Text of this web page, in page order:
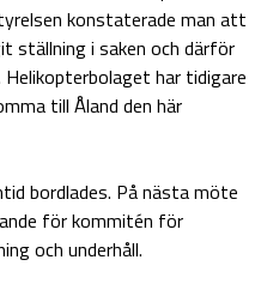
konstaterade man att
ställning i saken och därför
har tidigare
till Åland den här
bordlades. På nästa möte
för kommitén för
och underhåll.